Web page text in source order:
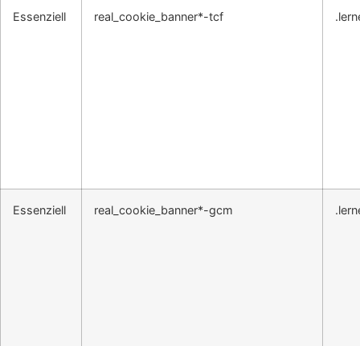
Essenziell real_cookie_banner*-tcf
Essenziell real_cookie_banner*-gcm